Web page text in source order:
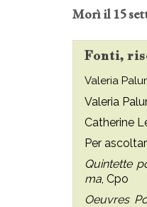
Morì il 15
Fonti,
Valeria
Valeria
Catherine‎
Per
Quintette
ma, Cpo
Oeuvres